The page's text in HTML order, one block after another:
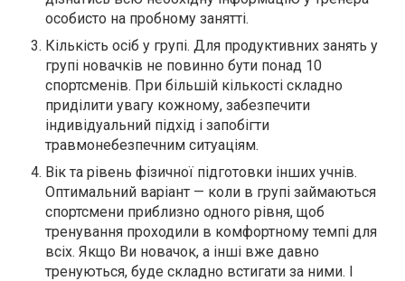
особисто на пробному занятті.
Кількість осіб у групі. Для продуктивних занять у
групі новачків не повинно бути понад 10
спортсменів. При більшій кількості складно
приділити увагу кожному, забезпечити
індивідуальний підхід і запобігти
травмонебезпечним ситуаціям.
Вік та рівень фізичної підготовки інших учнів.
Оптимальний варіант — коли в групі займаються
спортсмени приблизно одного рівня, щоб
тренування проходили в комфортному темпі для
всіх. Якщо Ви новачок, а інші вже давно
тренуються, буде складно встигати за ними. І